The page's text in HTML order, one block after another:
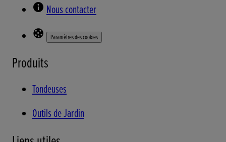
Nous contacter
Paramètres des cookies
Produits
Tondeuses
Outils de Jardin